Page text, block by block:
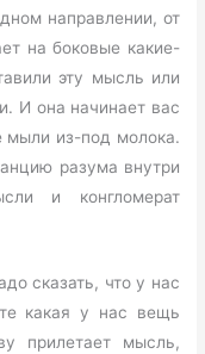
направлении, от
на боковые какие-
эту мысль или
И она начинает вас
мыли из-под молока.
разума внутри
и конгломерат
сказать, что у нас
какая у нас вещь
прилетает мысль,